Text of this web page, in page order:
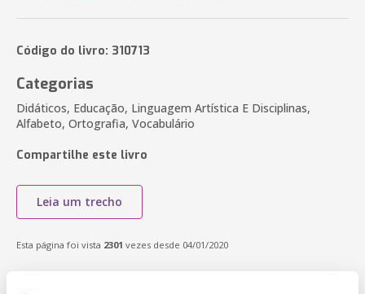
Código do livro: 310713
Categorias
Didáticos, Educação, Linguagem Artística E Disciplinas,
Alfabeto, Ortografia, Vocabulário
Compartilhe este livro
Leia um trecho
Esta página foi vista 2301 vezes desde 04/01/2020